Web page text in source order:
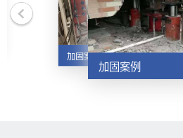
加固案例
加固案例